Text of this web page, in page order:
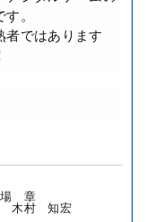
。
者ではあります
場 章
木村 知宏